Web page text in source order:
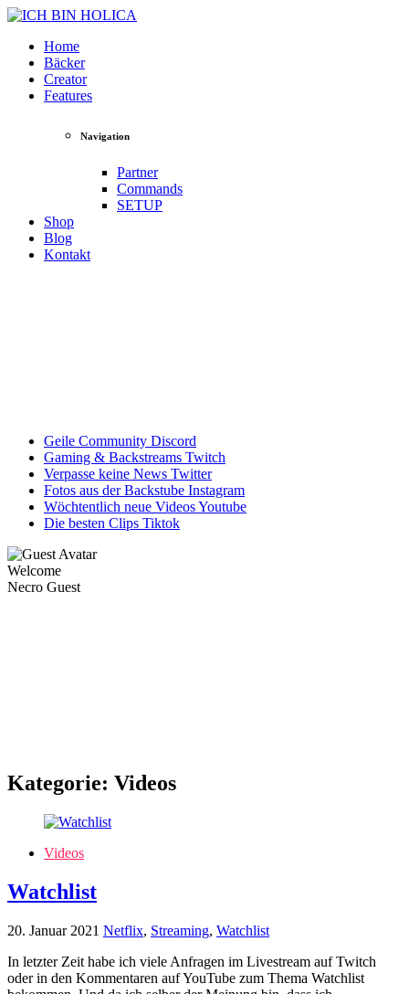
Home
Bäcker
Creator
Features
Navigation
Partner
Commands
SETUP
Shop
Blog
Kontakt
Geile Community Discord
Gaming & Backstreams Twitch
Verpasse keine News Twitter
Fotos aus der Backstube Instagram
Wöchtentlich neue VideosYoutube
Die besten Clips Tiktok
Welcome
Necro Guest
Kategorie: Videos
Videos
Watchlist
20. Januar 2021 Netflix, Streaming, Watchlist
In letzter Zeit habe ich viele Anfragen im Livestream auf Twitch
oder in den Kommentaren auf YouTube zum Thema Watchlist